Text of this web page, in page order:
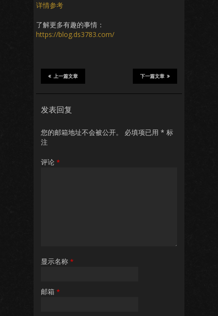
详情参考
了解更多有趣的事情：
https://blog.ds3783.com/
下一篇文章
上一篇文章
发表回复
您的邮箱地址不会被公开。 必填项已用 * 标
注
评论 *
显示名称 *
邮箱 *